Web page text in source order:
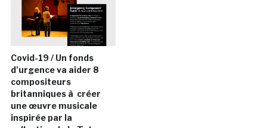
Covid-19 / Un fonds
d’urgence va aider 8
compositeurs
britanniques à créer
une œuvre musicale
inspirée par la